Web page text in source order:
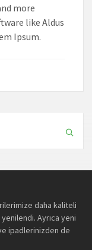
more
like Aldus
Ipsum.
daha kaliteli
Ayrıca yeni
ipadlerinizden de